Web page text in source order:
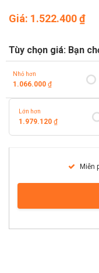
Giá: 1.522.400₫
Tùy chọn giá: Bạn
Nhỏ hơn
1.066.000 ₫
Lớn hơn
1.979.120 ₫
Miễn